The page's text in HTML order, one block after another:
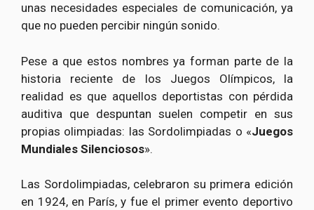
unas necesidades especiales de comunicación, ya
que no pueden percibir ningún sonido.
Pese a que estos nombres ya forman parte de la
historia reciente de los Juegos Olímpicos, la
realidad es que aquellos deportistas con pérdida
auditiva que despuntan suelen competir en sus
propias olimpiadas: las Sordolimpiadas o «Juegos
Mundiales Silenciosos».
Las Sordolimpiadas, celebraron su primera edición
en 1924, en París, y fue el primer evento deportivo